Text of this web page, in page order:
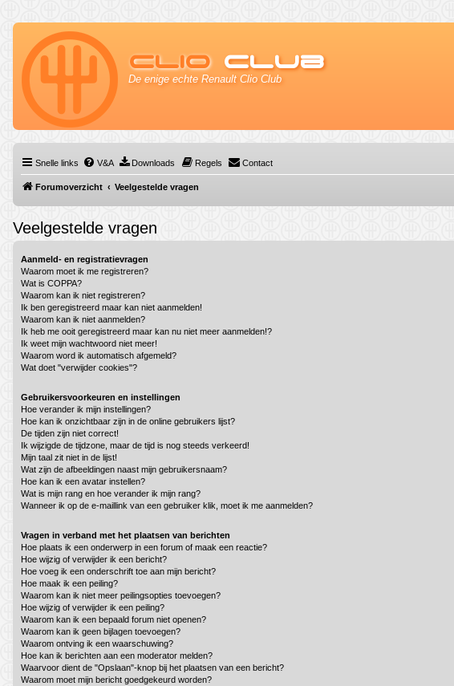
Clio Club
De enige echte Renault Clio Club
Snelle links V&A Downloads Regels Contact
Forumoverzicht Veelgestelde vragen
Veelgestelde vragen
Aanmeld- en registratievragen
Waarom moet ik me registreren?
Wat is COPPA?
Waarom kan ik niet registreren?
Ik ben geregistreerd maar kan niet aanmelden!
Waarom kan ik niet aanmelden?
Ik heb me ooit geregistreerd maar kan nu niet meer aanmelden!?
Ik weet mijn wachtwoord niet meer!
Waarom word ik automatisch afgemeld?
Wat doet "verwijder cookies"?
Gebruikersvoorkeuren en instellingen
Hoe verander ik mijn instellingen?
Hoe kan ik onzichtbaar zijn in de online gebruikers lijst?
De tijden zijn niet correct!
Ik wijzigde de tijdzone, maar de tijd is nog steeds verkeerd!
Mijn taal zit niet in de lijst!
Wat zijn de afbeeldingen naast mijn gebruikersnaam?
Hoe kan ik een avatar instellen?
Wat is mijn rang en hoe verander ik mijn rang?
Wanneer ik op de e-maillink van een gebruiker klik, moet ik me aanmelden?
Vragen in verband met het plaatsen van berichten
Hoe plaats ik een onderwerp in een forum of maak een reactie?
Hoe wijzig of verwijder ik een bericht?
Hoe voeg ik een onderschrift toe aan mijn bericht?
Hoe maak ik een peiling?
Waarom kan ik niet meer peilingsopties toevoegen?
Hoe wijzig of verwijder ik een peiling?
Waarom kan ik een bepaald forum niet openen?
Waarom kan ik geen bijlagen toevoegen?
Waarom ontving ik een waarschuwing?
Hoe kan ik berichten aan een moderator melden?
Waarvoor dient de "Opslaan"-knop bij het plaatsen van een bericht?
Waarom moet mijn bericht goedgekeurd worden?